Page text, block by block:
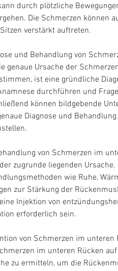
durch plötzliche
Die Schmerzen können
verstärkt auftreten.
und Behandlung von
genaue Ursache der
ist eine gründliche
durchführen und
können bildgebende
Diagnose und
von Schmerzen im
zugrunde liegenden
wie Ruhe,
zur Stärkung der
Injektion von
erforderlich sein.
von Schmerzen im unteren
im unteren Rücken
zu ermitteln, um die